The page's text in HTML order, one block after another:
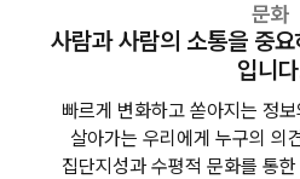
문화
사람과 사람의 소통을 중
입니
빠르게 변화하고 쏟아지는 정
살아가는 우리에게 누구의 의
집단지성과 수평적 문화를 통